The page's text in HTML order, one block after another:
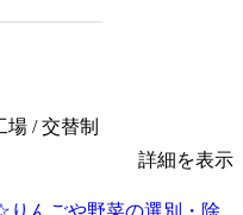
/ 交替制
詳細を表示